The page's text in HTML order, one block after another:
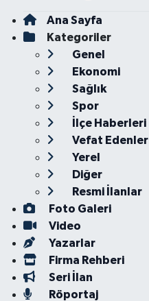
Ana Sayfa
Kategoriler
Genel
Ekonomi
Sağlık
Spor
İlçe Haberleri
Vefat Edenler
Yerel
Diğer
Resmi İlanlar
Foto Galeri
Video
Yazarlar
Firma Rehberi
Seri İlan
Röportaj